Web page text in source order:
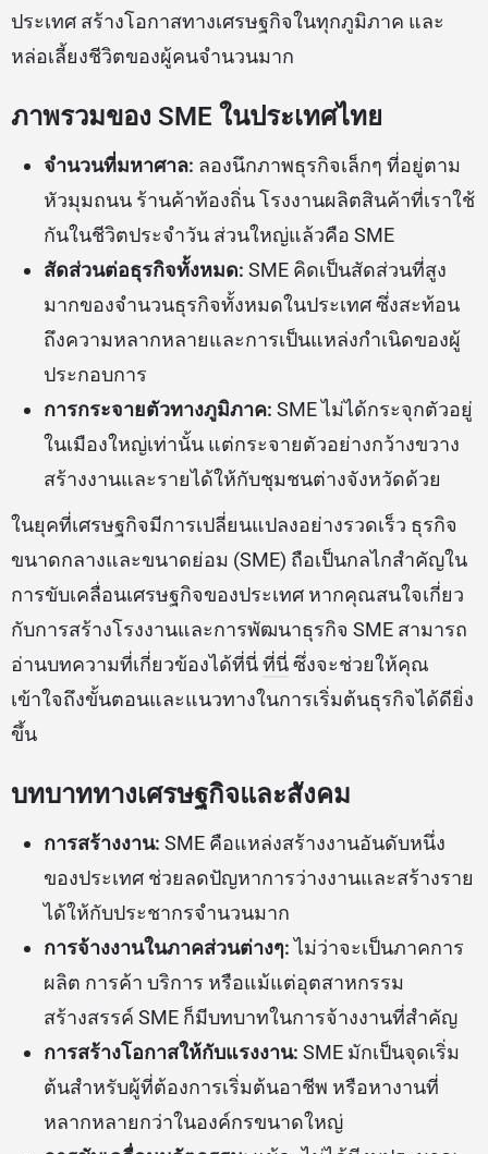
ประเทศ สร้างโอกาสทางเศรษฐกิจในทุกภูมิภาค และ
หล่อเลี้ยงชีวิตของผู้คนจำนวนมาก
ภาพรวมของ SME ในประเทศไทย
จำนวนที่มหาศาล: ลองนึกภาพธุรกิจเล็กๆ ที่อยู่ตาม
หัวมุมถนน ร้านค้าท้องถิ่น โรงงานผลิตสินค้าที่เราใช้
กันในชีวิตประจำวัน ส่วนใหญ่แล้วคือ SME
สัดส่วนต่อธุรกิจทั้งหมด: SME คิดเป็นสัดส่วนที่สูง
มากของจำนวนธุรกิจทั้งหมดในประเทศ ซึ่งสะท้อน
ถึงความหลากหลายและการเป็นแหล่งกำเนิดของผู้
ประกอบการ
การกระจายตัวทางภูมิภาค: SME ไม่ได้กระจุกตัวอยู่
ในเมืองใหญ่เท่านั้น แต่กระจายตัวอย่างกว้างขวาง
สร้างงานและรายได้ให้กับชุมชนต่างจังหวัดด้วย
ในยุคที่เศรษฐกิจมีการเปลี่ยนแปลงอย่างรวดเร็ว ธุรกิจ
ขนาดกลางและขนาดย่อม (SME) ถือเป็นกลไกสำคัญใน
การขับเคลื่อนเศรษฐกิจของประเทศ หากคุณสนใจเกี่ยว
กับการสร้างโรงงานและการพัฒนาธุรกิจ SME สามารถ
อ่านบทความที่เกี่ยวข้องได้ที่นี่ที่นี่ซึ่งจะช่วยให้คุณ
เข้าใจถึงขั้นตอนและแนวทางในการเริ่มต้นธุรกิจได้ดียิ่ง
ขึ้น
บทบาททางเศรษฐกิจและสังคม
การสร้างงาน: SME คือแหล่งสร้างงานอันดับหนึ่ง
ของประเทศ ช่วยลดปัญหาการว่างงานและสร้างราย
ได้ให้กับประชากรจำนวนมาก
การจ้างงานในภาคส่วนต่างๆ:ไม่ว่าจะเป็นภาคการ
ผลิต การค้า บริการ หรือแม้แต่อุตสาหกรรม
สร้างสรรค์ SME ก็มีบทบาทในการจ้างงานที่สำคัญ
การสร้างโอกาสให้กับแรงงาน: SME มักเป็นจุดเริ่ม
ต้นสำหรับผู้ที่ต้องการเริ่มต้นอาชีพ หรือหางานที่
หลากหลายกว่าในองค์กรขนาดใหญ่